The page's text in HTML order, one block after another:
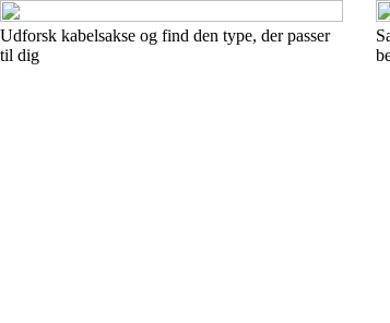
Udforsk kabelsakse og find den type, der passer
til dig